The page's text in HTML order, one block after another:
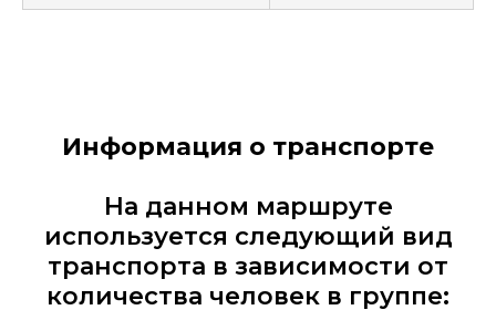
Информация о транспорте
На данном маршруте
используется следующий вид
транспорта в зависимости от
количества человек в группе: